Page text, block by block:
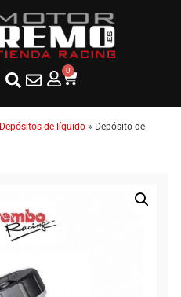
0
Depósitos de líquido » Depósito de